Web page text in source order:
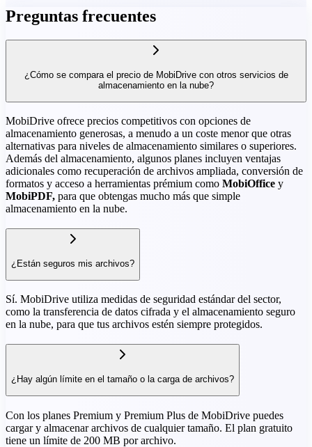
Preguntas frecuentes
¿Cómo se compara el precio de MobiDrive con otros servicios de
almacenamiento en la nube?
MobiDrive ofrece precios competitivos con opciones de
almacenamiento generosas, a menudo a un coste menor que otras
alternativas para niveles de almacenamiento similares o superiores.
Además del almacenamiento, algunos planes incluyen ventajas
adicionales como recuperación de archivos ampliada, conversión de
formatos y acceso a herramientas prémium como MobiOffice y
MobiPDF, para que obtengas mucho más que simple
almacenamiento en la nube.
¿Están seguros mis archivos?
Sí. MobiDrive utiliza medidas de seguridad estándar del sector,
como la transferencia de datos cifrada y el almacenamiento seguro
en la nube, para que tus archivos estén siempre protegidos.
¿Hay algún límite en el tamaño o la carga de archivos?
Con los planes Premium y Premium Plus de MobiDrive puedes
cargar y almacenar archivos de cualquier tamaño. El plan gratuito
tiene un límite de 200 MB por archivo.